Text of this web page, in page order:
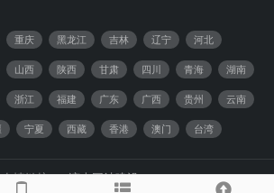
重庆 黑龙江 吉林 辽宁 河北
山西 陕西 甘肃 四川 青海 湖南
浙江 福建 广东 广西 贵州 云南
宁夏 西藏 香港 澳门 台湾
友情链接： 济南网站建设